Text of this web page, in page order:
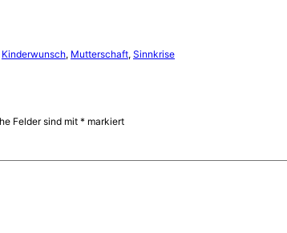
Kinderwunsch, Mutterschaft, Sinnkrise
Felder sind mit* markiert